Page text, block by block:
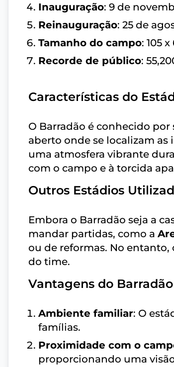
Inauguração: 9 de
Reinauguração: 25 de
Tamanho do campo: 105
Recorde de público:
Características do
O Barradão é conhecido
aberto onde se localizam
uma atmosfera vibrante
com o campo e à torcida
Outros Estádios
Embora o Barradão seja a
mandar partidas, como a
ou de reformas. No
do time.
Vantagens do Barradão
Ambiente familiar: O
famílias.
Proximidade com o
proporcionando uma